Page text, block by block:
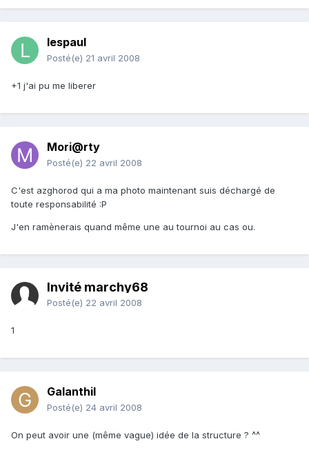
lespaul
Posté(e) 21 avril 2008
+1 j'ai pu me liberer
Mori@rty
Posté(e) 22 avril 2008
C'est azghorod qui a ma photo maintenant suis déchargé de
toute responsabilité :P
J'en ramènerais quand même une au tournoi au cas ou.
Invité marchy68
Posté(e) 22 avril 2008
1
Galanthil
Posté(e) 24 avril 2008
On peut avoir une (même vague) idée de la structure ? ^^